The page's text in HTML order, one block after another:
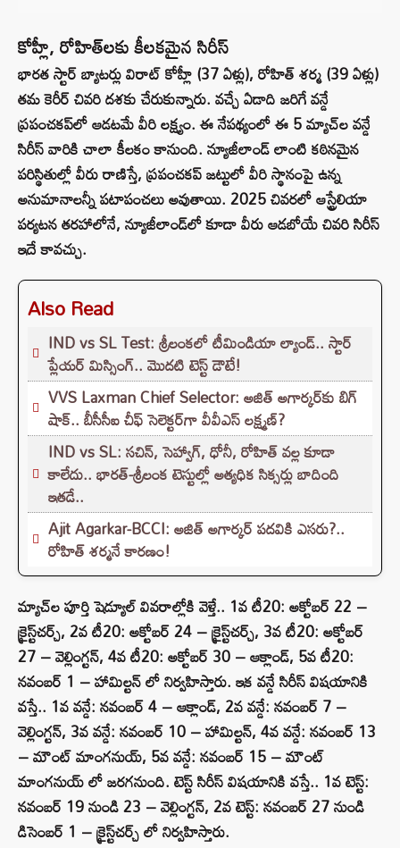
కోహ్లీ, రోహిత్‌లకు కీలకమైన సిరీస్
భారత స్టార్ బ్యాటర్లు విరాట్ కోహ్లీ (37 ఏళ్లు), రోహిత్ శర్మ (39 ఏళ్లు)
తమ కెరీర్ చివరి దశకు చేరుకున్నారు. వచ్చే ఏడాది జరిగే వన్డే
ప్రపంచకప్‌లో ఆడటమే వీరి లక్ష్యం. ఈ నేపథ్యంలో ఈ 5 మ్యాచ్‌ల వన్డే
సిరీస్ వారికి చాలా కీలకం కానుంది. న్యూజీలాండ్ లాంటి కఠినమైన
పరిస్థితుల్లో వీరు రాణిస్తే, ప్రపంచకప్ జట్టులో వీరి స్థానంపై ఉన్న
అనుమానాలన్నీ పటాపంచలు అవుతాయి. 2025 చివరలో ఆస్ట్రేలియా
పర్యటన తరహాలోనే, న్యూజీలాండ్‌లో కూడా వీరు ఆడబోయే చివరి సిరీస్
ఇదే కావచ్చు.
Also Read
IND vs SL Test: శ్రీలంకలో టీమిండియా ల్యాండ్.. స్టార్
ప్లేయర్ మిస్సింగ్.. మొదటి టెస్ట్ డౌటే!
VVS Laxman Chief Selector: అజిత్ అగార్కర్‌కు బిగ్
షాక్.. బీసీసీఐ చీఫ్ సెలెక్టర్‌గా వీవీఎస్ లక్ష్మణ్?
IND vs SL: సచిన్, సెహ్వాగ్, ధోనీ, రోహిత్‌ వల్ల కూడా
కాలేదు.. భారత్-శ్రీలంక టెస్టుల్లో అత్యధిక సిక్సర్లు బాదింది
ఇతడే..
Ajit Agarkar-BCCI: అజిత్ అగార్కర్ పదవికి ఎసరు?..
రోహిత్ శర్మనే కారణం!
మ్యాచ్‌ల పూర్తి షెడ్యూల్ వివరాల్లోకి వెళ్తే.. 1వ టీ20: అక్టోబర్ 22 –
క్రైస్ట్‌చర్చ్, 2వ టీ20: అక్టోబర్ 24 – క్రైస్ట్‌చర్చ్, 3వ టీ20: అక్టోబర్
27 – వెల్లింగ్టన్, 4వ టీ20: అక్టోబర్ 30 – ఆక్లాండ్, 5వ టీ20:
నవంబర్ 1 – హామిల్టన్ లో నిర్వహిస్తారు. ఇక వన్డే సిరీస్ విషయానికి
వస్తే.. 1వ వన్డే: నవంబర్ 4 – ఆక్లాండ్, 2వ వన్డే: నవంబర్ 7 –
వెల్లింగ్టన్, 3వ వన్డే: నవంబర్ 10 – హామిల్టన్, 4వ వన్డే: నవంబర్ 13
– మౌంట్ మాంగనుయ్, 5వ వన్డే: నవంబర్ 15 – మౌంట్
మాంగనుయ్ లో జరగనుంది. టెస్ట్ సిరీస్ విషయానికి వస్తే.. 1వ టెస్ట్:
నవంబర్ 19 నుండి 23 – వెల్లింగ్టన్, 2వ టెస్ట్: నవంబర్ 27 నుండి
డిసెంబర్ 1 – క్రైస్ట్‌చర్చ్ లో నిర్వహిస్తారు.